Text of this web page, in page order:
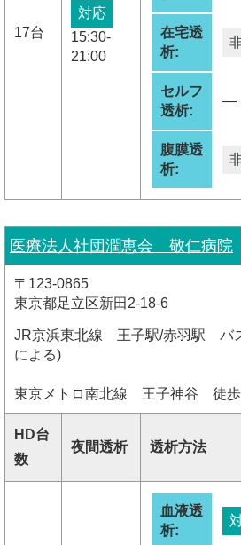
17台
対応
15:30-
21:00
在宅透
析:
セルフ
透析:
―
腹膜透
析:
医療法人社団潤恵会 敬仁病院
〒123-0865
東京都足立区新田2-18-6
JR京浜東北線 王子駅/赤羽駅 バ
による)
東京メトロ南北線 王子神谷 徒歩
HD台
数
夜間透析 透析方法
血液透
析: